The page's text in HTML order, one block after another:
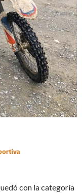
con la categoría